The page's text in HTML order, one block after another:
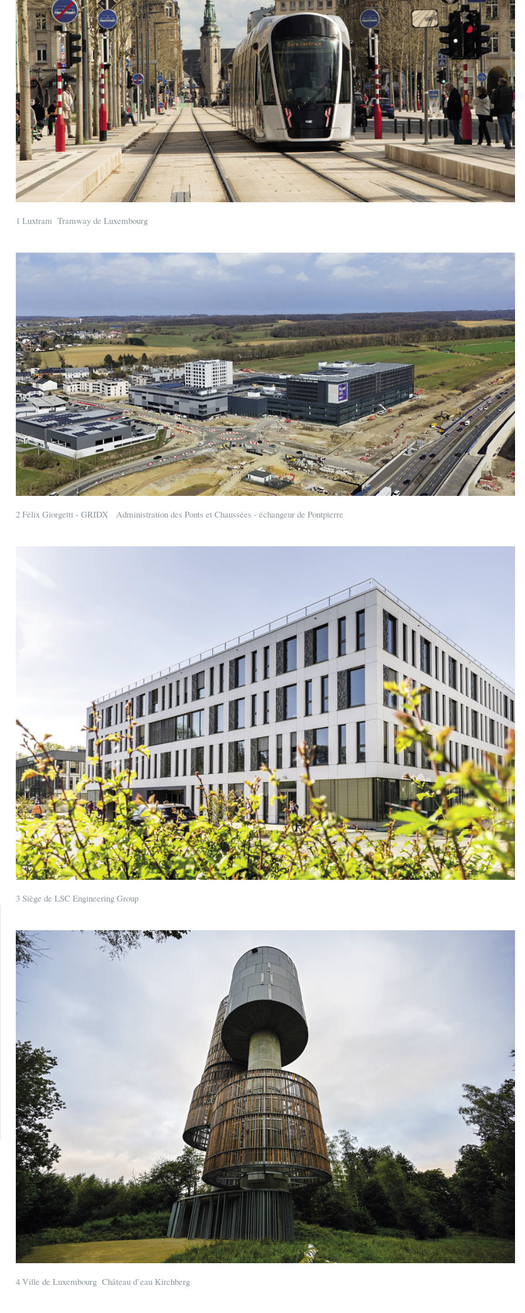
1 Luxtram Tramway de Luxembourg
2 Félix Giorgetti - GRIDX Administration des Ponts et Chaussées - échangeur de Pontpierre
3 Siège de LSC Engineering Group
4 Ville de Luxembourg Château d’eau Kirchberg